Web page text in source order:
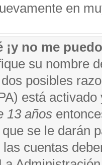
en
¡y no me
su nombre
posibles
está
13 años
se le darán
cuentas